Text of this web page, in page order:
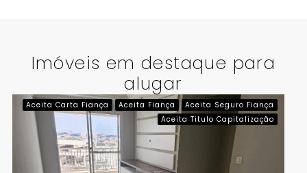
Imóveis em destaque para
alugar
Aceita Carta Fiança Aceita Fiança
Aceita Seguro Fiança
Aceita Titulo Capitalização